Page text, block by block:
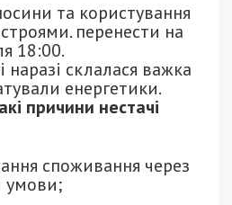
та користування
перенести на
18:00.
наразі склалася важка
енергетики.
причини нестачі
споживання через
умови;